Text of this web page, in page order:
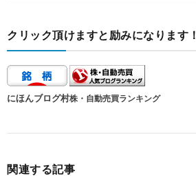
クリック頂けますと励みになります！
にほんブログ村株・自動売買ランキング
関連する記事